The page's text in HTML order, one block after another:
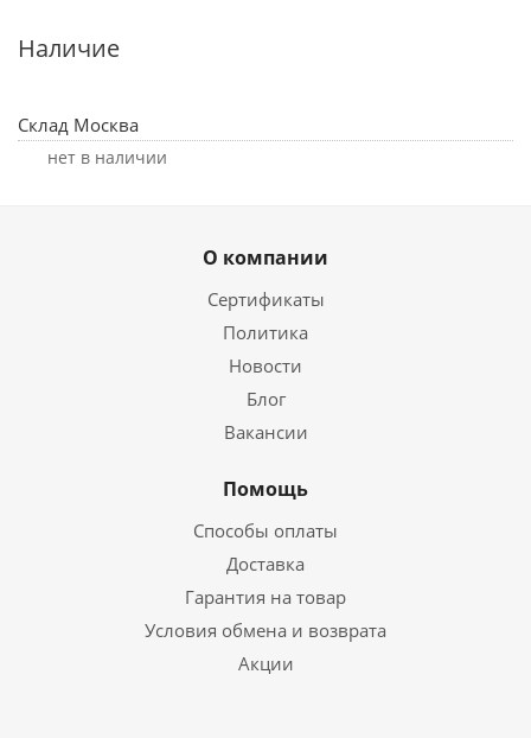
Наличие
Склад Москва
Нет в наличии
О компании
Сертификаты
Политика
Новости
Блог
Вакансии
Помощь
Способы оплаты
Доставка
Гарантия на товар
Условия обмена и возврата
Акции